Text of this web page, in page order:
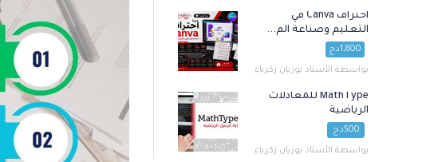
احتراف Canva في
التعليم وصناعة الم...
1,800دج
بواسطة الأستاذ بوزيان زكرياء
MathType للمعادلات
الرياضية
500دج
بواسطة الأستاذ بوزيان زكرياء